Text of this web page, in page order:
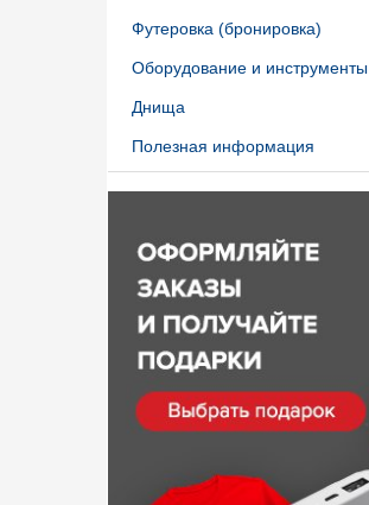
Футеровка (бронировка)
Оборудование и инструменты
Днища
Полезная информация